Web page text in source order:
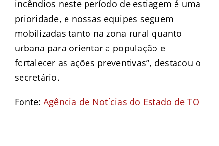
incêndios neste período de estiagem é uma
prioridade, e nossas equipes seguem
mobilizadas tanto na zona rural quanto
urbana para orientar a população e
fortalecer as ações preventivas”, destacou o
secretário.
Fonte: Agência de Notícias do Estado de TO